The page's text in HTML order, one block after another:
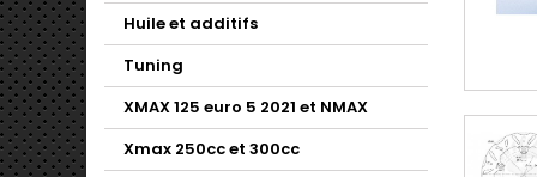
Huile et additifs
Tuning
XMAX 125 euro 5 2021 et NMAX
Xmax 250cc et 300cc